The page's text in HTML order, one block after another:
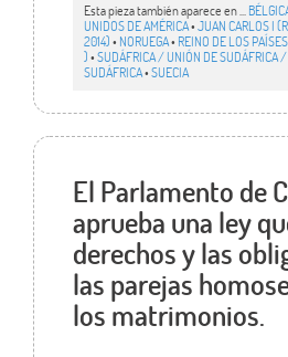
Esta pieza también aparece en ...
UNIDOS DE AMÉRICA•JUAN CARLOS I
2014)• NORUEGA• REINO DE LOS
)•SUDÁFRICA / UNIÓN DE SUDÁFRICA
SUDÁFRICA•SUECIA
El Parlamento de
aprueba una ley
derechos y las
las parejas
los matrimonios.